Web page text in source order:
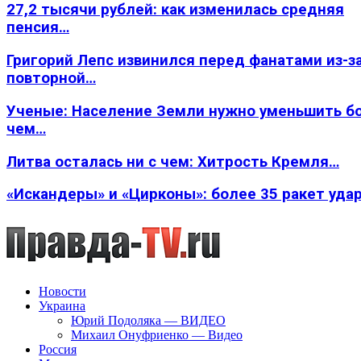
27,2 тысячи рублей: как изменилась средняя
пенсия…
Григорий Лепс извинился перед фанатами из-
повторной…
Ученые: Население Земли нужно уменьшить
чем…
Литва осталась ни с чем: Хитрость Кремля…
«Искандеры» и «Цирконы»: более 35 ракет
Новости
Украина
Юрий Подоляка — ВИДЕО
Михаил Онуфриенко — Видео
Россия